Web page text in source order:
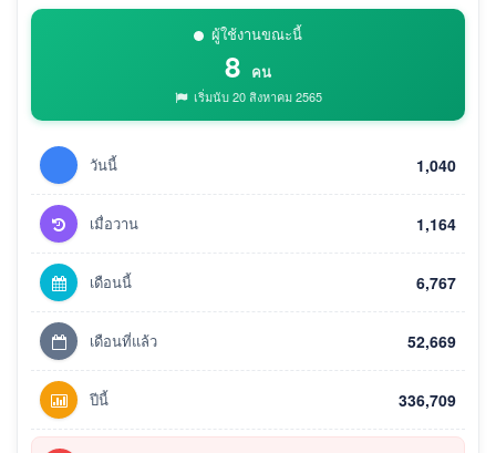
ผู้ใช้งานขณะนี้
8 คน
เริ่มนับ 20 สิงหาคม 2565
วันนี้ 1,040
เมื่อวาน 1,164
เดือนนี้ 6,767
เดือนที่แล้ว 52,669
ปีนี้ 336,709